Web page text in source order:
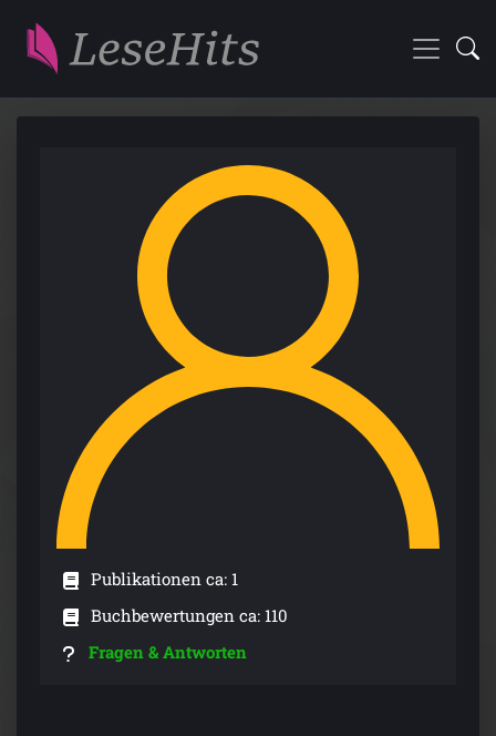
Publikationen ca: 1
Buchbewertungen ca: 110
Fragen & Antworten